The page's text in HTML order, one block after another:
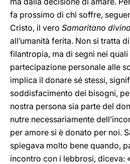
fa prossimo di chi soffre,
Cristo, il vero Samaritano divino
all’umanità ferita. Non si tratta
filantropia, ma di segni nei
partecipazione personale alle
implica il donare sé stessi,
soddisfacimento dei bisogni,
nostra persona sia parte del
nutre necessariamente
per amore si è donato per noi.
spiegava molto bene quando,
incontro con i lebbrosi, diceva: